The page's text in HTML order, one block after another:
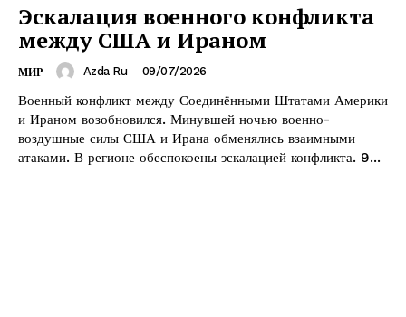
Эскалация военного конфликта
между США и Ираном
МИР Azda Ru - 09/07/2026
Военный конфликт между Соединёнными Штатами Америки
и Ираном возобновился. Минувшей ночью военно-
воздушные силы США и Ирана обменялись взаимными
атаками. В регионе обеспокоены эскалацией конфликта. 9...